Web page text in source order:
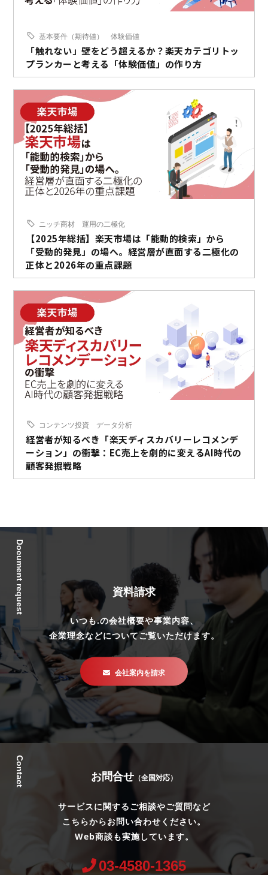
基本要件（期待値） 体験価値
「触れない」壁をどう超えるか？楽天カテゴリトッ
プランカーと考える「体験価値」の作り方
ニッチ商材 運用の二極化
【2025年総括】楽天市場は「能動的検索」から
「受動的発見」の場へ。経営層が直面する二極化の
正体と2026年の重点課題
コンテンツ投資 データ分析
経営者が知るべき「楽天ディスカバリーレコメンデ
ーション」の衝撃：EC売上を劇的に変えるAI時代の
顧客発掘戦略
Document request 資料請求
いつも.の会社概要や事業内容、
企業理念などについてご覧いただけます。
会社案内を請求
Contact お問合せ （全国対応）
サービスに関するご相談やご質問など
こちらからお問い合わせください。
Web商談も実施しています。
03-4580-1365